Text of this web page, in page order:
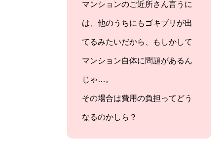
マンションのご近所さん言うに
は、他のうちにもゴキブリが出
てるみたいだから、もしかして
マンション自体に問題があるん
じゃ…。
その場合は費用の負担ってどう
なるのかしら？